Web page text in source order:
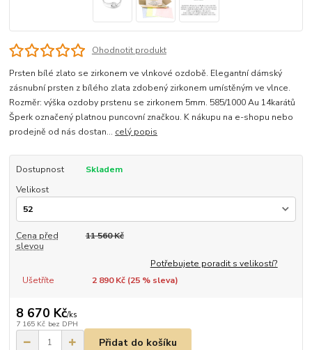
Ohodnotit produkt
Prsten bílé zlato se zirkonem ve vlnkové ozdobě. Elegantní dámský
zásnubní prsten z bílého zlata zdobený zirkonem umístěným ve vlnce.
Rozměr: výška ozdoby prstenu se zirkonem 5mm. 585/1000 Au 14karátů
Šperk označený platnou puncovní značkou. K nákupu na e-shopu nebo
prodejně od nás dostan... celý popis
Dostupnost
Skladem
Velikost
Cena před
slevou
11 560 Kč
Potřebujete poradit s velikostí?
Ušetříte
2 890 Kč (25% sleva)
8 670 Kč/ks
7 165 Kč bez DPH
Přidat do košíku